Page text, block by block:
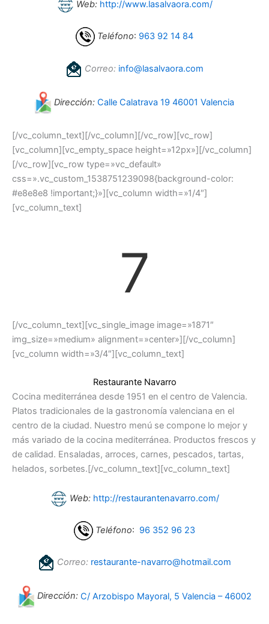
Web: http://www.lasalvaora.com/
Teléfono: 963 92 14 84
Correo: info@lasalvaora.com
Dirección: Calle Calatrava 19 46001 Valencia
[/vc_column_text][/vc_column][/vc_row][vc_row]
[vc_column][vc_empty_space height=»12px»][/vc_column]
[/vc_row][vc_row type=»vc_default»
css=».vc_custom_1538751239098{background-color:
#e8e8e8 !important;}»][vc_column width=»1/4″]
[vc_column_text]
7
[/vc_column_text][vc_single_image image=»1871″
img_size=»medium» alignment=»center»][/vc_column]
[vc_column width=»3/4″][vc_column_text]
Restaurante Navarro
Cocina mediterránea desde 1951 en el centro de Valencia.
Platos tradicionales de la gastronomía valenciana en el
centro de la ciudad. Nuestro menú se compone lo mejor y
más variado de la cocina mediterránea. Productos frescos y
de calidad. Ensaladas, arroces, carnes, pescados, tartas,
helados, sorbetes.[/vc_column_text][vc_column_text]
Web: http://restaurantenavarro.com/
Teléfono: 96 352 96 23
Correo: restaurante-navarro@hotmail.com
Dirección: C/ Arzobispo Mayoral, 5 Valencia – 46002